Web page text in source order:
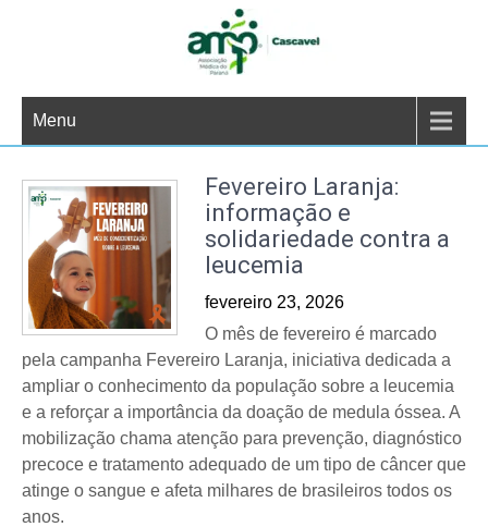
Menu
Fevereiro Laranja:
informação e
solidariedade contra a
leucemia
fevereiro 23, 2026
O mês de fevereiro é marcado
pela campanha Fevereiro Laranja, iniciativa dedicada a
ampliar o conhecimento da população sobre a leucemia
e a reforçar a importância da doação de medula óssea. A
mobilização chama atenção para prevenção, diagnóstico
precoce e tratamento adequado de um tipo de câncer que
atinge o sangue e afeta milhares de brasileiros todos os
anos.